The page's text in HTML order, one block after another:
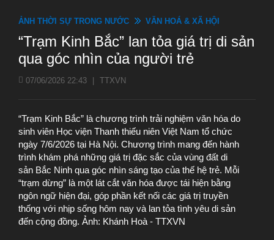
ẢNH THỜI SỰ TRONG NƯỚC VĂN HOÁ & XÃ HỘI
“Trạm Kinh Bắc” lan tỏa giá trị di sản
qua góc nhìn của người trẻ
07/06/2026 22:43 TTXVN
“Trạm Kinh Bắc” là chương trình trải nghiệm văn hóa do
sinh viên Học viện Thanh thiếu niên Việt Nam tổ chức
ngày 7/6/2026 tại Hà Nội. Chương trình mang đến hành
trình khám phá những giá trị đặc sắc của vùng đất di
sản Bắc Ninh qua góc nhìn sáng tạo của thế hệ trẻ. Mỗi
“trạm dừng” là một lát cắt văn hóa được tái hiện bằng
ngôn ngữ hiện đại, góp phần kết nối các giá trị truyền
thống với nhịp sống hôm nay và lan tỏa tình yêu di sản
đến cộng đồng. Ảnh: Khánh Hoà - TTXVN